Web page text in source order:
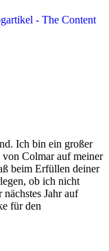
- The Content
Ich bin ein großer
Colmar auf meiner
beim Erfüllen deiner
ob ich nicht
Jahr auf
für den